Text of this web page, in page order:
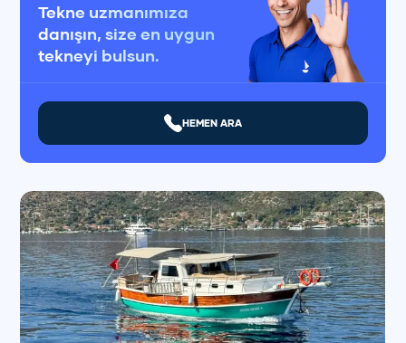
Tekne uzmanımıza
danışın, size en uygun
tekneyi bulsun.
HEMEN ARA